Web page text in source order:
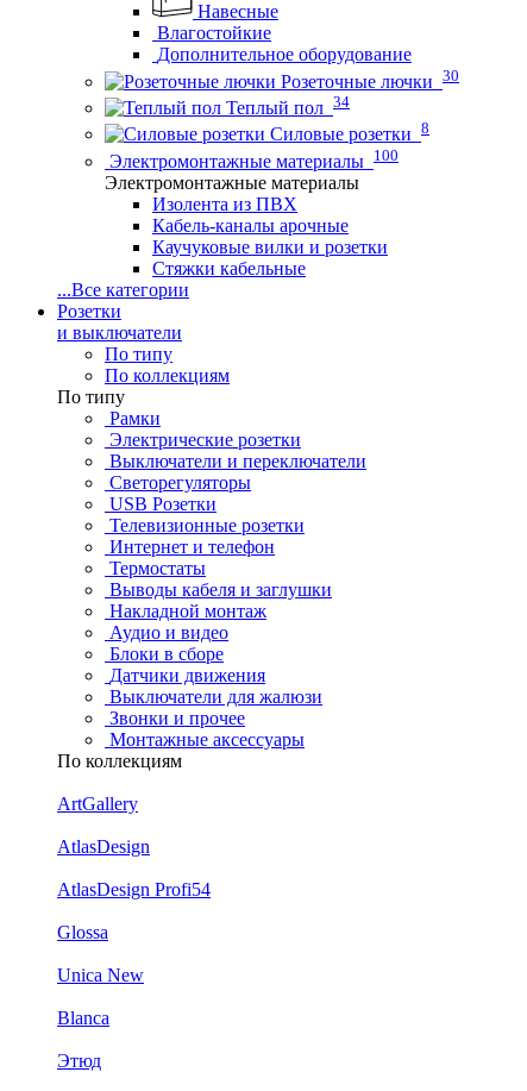
Навесные
Влагостойкие
Дополнительное оборудование
Розеточные лючки 30
Теплый пол 34
Силовые розетки 8
Электромонтажные материалы 100
Электромонтажные материалы
Изолента из ПВХ
Кабель-каналы арочные
Каучуковые вилки и розетки
Стяжки кабельные
...Все категории
Розетки
и выключатели
По типу
По коллекциям
По типу
Рамки
Электрические розетки
Выключатели и переключатели
Светорегуляторы
USB Розетки
Телевизионные розетки
Интернет и телефон
Термостаты
Выводы кабеля и заглушки
Накладной монтаж
Аудио и видео
Блоки в сборе
Датчики движения
Выключатели для жалюзи
Звонки и прочее
Монтажные аксессуары
По коллекциям
ArtGallery
AtlasDesign
AtlasDesign Profi54
Glossa
Unica New
Blanca
Этюд